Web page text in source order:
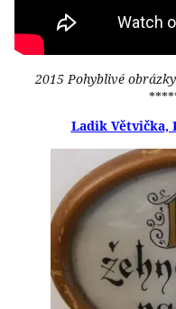
2015 Pohyblivé
Ladik Větvička,